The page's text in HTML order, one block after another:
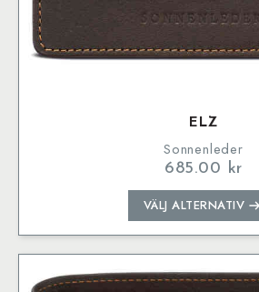
ELZ
Sonnenleder
685.00 kr
VÄLJ ALTERNATIV
Den
här
produkten
har
flera